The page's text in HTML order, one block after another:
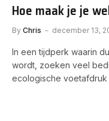
Hoe maak je je
By Chris december 13,
In een tijdperk waarin
wordt, zoeken veel
ecologische